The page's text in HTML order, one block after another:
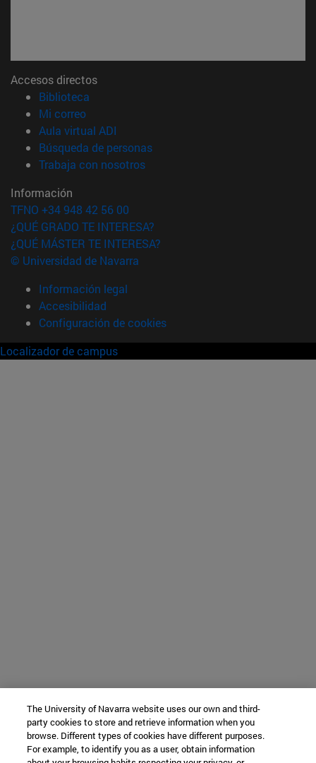
Accesos directos
Biblioteca
Mi correo(abre en nueva ventana)
Aula virtual ADI
Búsqueda de personas(abre en nueva ventana)
Trabaja con nosotros(abre en nueva ventana)
Información
TFNO +34 948 42 56 00
¿QUÉ GRADO TE INTERESA?
¿QUÉ MÁSTER TE INTERESA?
© Universidad de Navarra
Información legal
Accesibilidad
Configuración de cookies
Localizador de campus
The University of Navarra website uses our own and third-
party cookies to store and retrieve information when you
browse. Different types of cookies have different purposes.
For example, to identify you as a user, obtain information